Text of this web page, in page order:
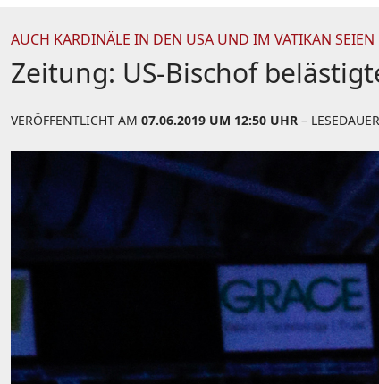
AUCH KARDINÄLE IN DEN USA UND IM VATIKAN
Zeitung: US-Bischof
VERÖFFENTLICHT AM 07.06.2019 UM 12:50 UHR –